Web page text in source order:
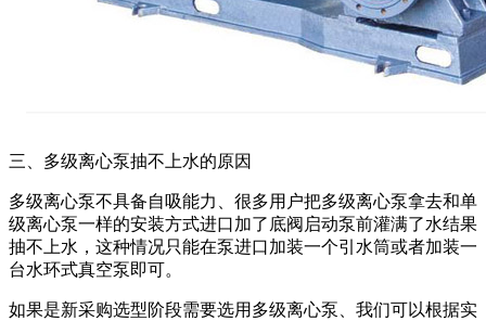
三、多级离心泵抽不上水的原因
多级离心泵不具备自吸能力、很多用户把多级离心泵拿去和单
级离心泵一样的安装方式进口加了底阀启动泵前灌满了水结果
抽不上水，这种情况只能在泵进口加装一个引水筒或者加装一
台水环式真空泵即可。
如果是新采购选型阶段需要选用多级离心泵、我们可以根据实